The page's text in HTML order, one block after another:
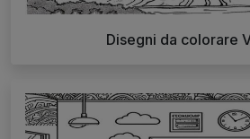
Disegni da colorare